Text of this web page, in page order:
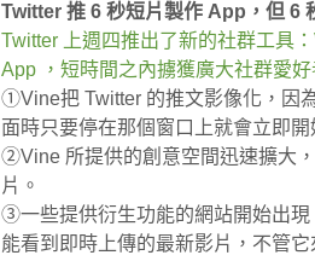
Twitter 推 6 秒短片製作 App，但 6
Twitter 上週四推出了新的社群工具
App ，短時間之內擄獲廣大社群愛好
①Vine把 Twitter 的推文影像化，因
面時只要停在那個窗口上就會立即
②Vine 所提供的創意空間迅速擴大
片。
③一些提供衍生功能的網站開始出
能看到即時上傳的最新影片，不管